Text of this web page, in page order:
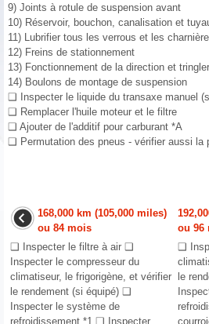
9) Joints à rotule de suspension avant
10) Réservoir, bouchon, canalisation et
11) Lubrifier tous les verrous et les
12) Freins de stationnement
13) Fonctionnement de la direction et
14) Boulons de montage de suspension
❑ Inspecter le liquide du transaxe manuel
❑ Remplacer l'huile moteur et le filtre
❑ Ajouter de l'additif pour carburant *A
❑ Permutation des pneus - vérifier aussi la
168,000 km (105,000 miles)
ou 84 mois
❑ Inspecter le filtre à air ❑
Inspecter le compresseur du
climatiseur, le frigorigène, et vérifier
le rendement (si équipé) ❑
Inspecter le système de
refroidissement *1 ❑ Inspecter ...
ou 96
❑
le